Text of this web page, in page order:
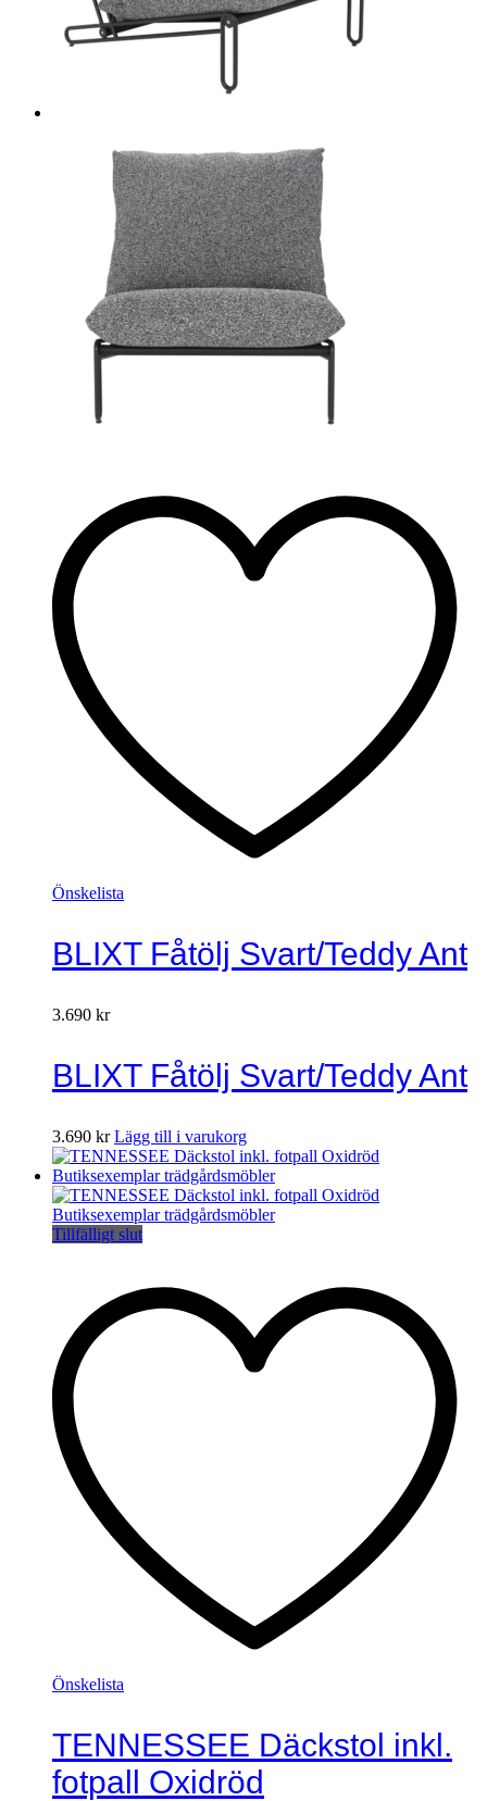
Önskelista
BLIXT Fåtölj Svart/Teddy Ant
3.690 kr
BLIXT Fåtölj Svart/Teddy Ant
3.690 kr Lägg till i varukorg
Tillfälligt slut
Önskelista
TENNESSEE Däckstol inkl.
fotpall Oxidröd